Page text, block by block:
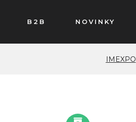
B2B NOVINKY
IMEXPO